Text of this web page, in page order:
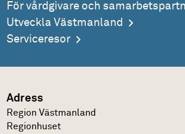
För vårdgivare och
Utveckla Västmanland
Serviceresor
Adress
Region Västmanland
Regionhuset